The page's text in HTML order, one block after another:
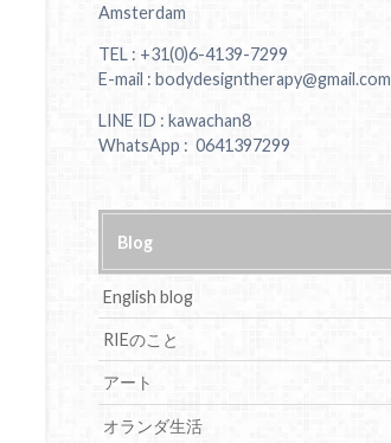
Amsterdam
TEL : +31(0)6-4139-7299
E-mail : bodydesigntherapy@gmail.com
LINE ID : kawachan8
WhatsApp : 0641397299
Blog
English blog
RIEのこと
アート
オランダ生活